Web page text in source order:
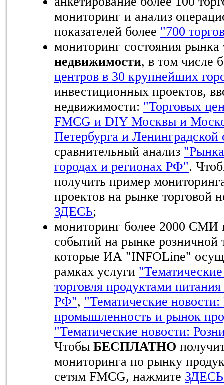
мониторинг и анализ
показателей более "700
мониторинг состояния рынка
недвижимости, в том числе
центров в 30 крупнейших
инвестиционных проектов,
недвижимости: "Торговых
FMCG и DIY Москвы и
Петербурга и Ленинградской
сравнительный анализ
городах и регионах РФ".
получить пример
проектов на рынке торговой
ЗДЕСЬ;
мониторинг более 2000 СМИ
событий на рынке розничной
которые ИА "INFOLine"
рамках услуги
торговля продуктами
РФ", "Тематические
промышленность и рынок
"Тематические новости:
Чтобы БЕСПЛАТНО
мониторинга по рынку
сетям FMCG, нажмите